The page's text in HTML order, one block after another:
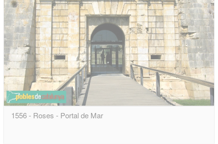
1556 - Roses - Portal de Mar